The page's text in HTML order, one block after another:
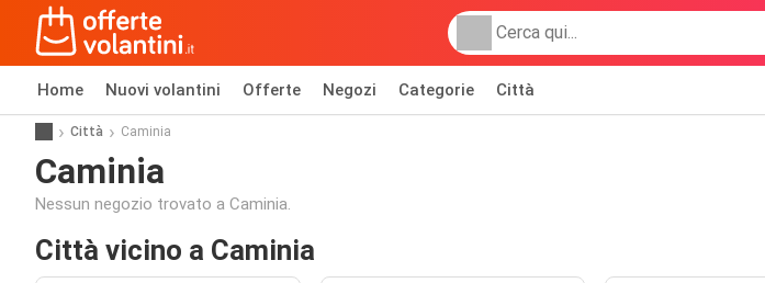
Home Nuovi volantini Offerte Negozi Categorie Città
Città Caminia
Caminia
Nessun negozio trovato a Caminia.
Città vicino a Caminia